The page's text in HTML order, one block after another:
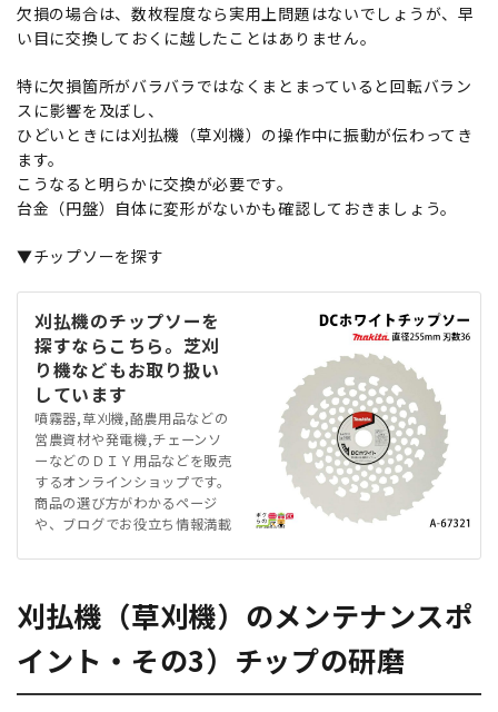
欠損の場合は、数枚程度なら実用上問題はないでしょうが、早
い目に交換しておくに越したことはありません。
特に欠損箇所がバラバラではなくまとまっていると回転バラン
スに影響を及ぼし、
ひどいときには刈払機（草刈機）の操作中に振動が伝わってき
ます。
こうなると明らかに交換が必要です。
台金（円盤）自体に変形がないかも確認しておきましょう。
▼チップソーを探す
刈払機のチップソーを
探すならこちら。芝刈
り機などもお取り扱い
しています
噴霧器,草刈機,酪農用品などの
営農資材や発電機,チェーンソ
ーなどのＤＩＹ用品などを販売
するオンラインショップです。
商品の選び方がわかるページ
や、ブログでお役立ち情報満載
刈払機（草刈機）のメンテナンスポ
イント・その3）チップの研磨